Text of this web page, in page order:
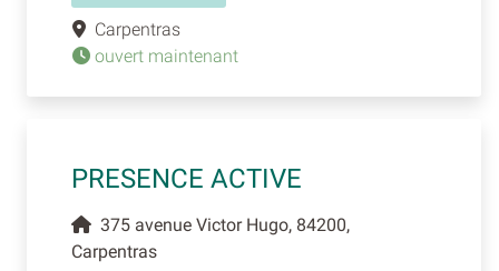
Carpentras
ouvert maintenant
PRESENCE ACTIVE
375 avenue Victor Hugo, 84200,
Carpentras